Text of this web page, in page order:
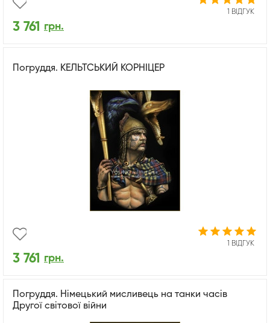
1 ВІДГУК
3 761 грн.
Погруддя. КЕЛЬТСЬКИЙ КОРНІЦЕР
1 ВІДГУК
3 761 грн.
Погруддя. Німецький мисливець на танки часів
Другої світової війни